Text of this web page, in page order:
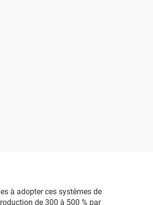
à adopter ces systèmes de
de 300 à 500 % par